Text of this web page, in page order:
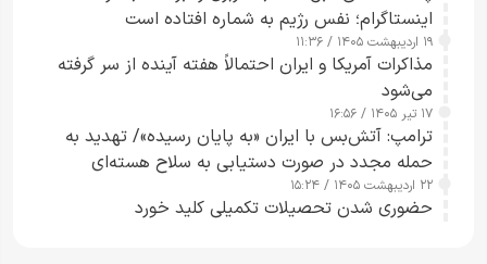
اینستاگرام؛ نفس رژیم به شماره افتاده است​
۱۹ اردیبهشت ۱۴۰۵ / ۱۱:۳۶
مذاکرات آمریکا و ایران احتمالاً هفته آینده از سر گرفته
می‌شود
۱۷ تیر ۱۴۰۵ / ۱۶:۵۶
ترامپ: آتش‌بس با ایران «به پایان رسیده»/ تهدید به
حمله مجدد در صورت دستیابی به سلاح هسته‌ای
۲۲ اردیبهشت ۱۴۰۵ / ۱۵:۲۴
حضوری شدن تحصیلات تکمیلی کلید خورد